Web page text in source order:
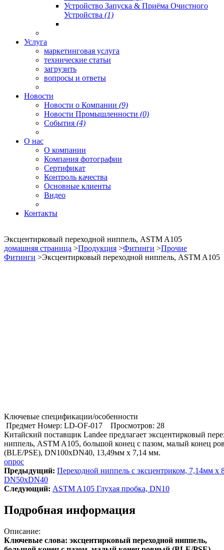
Устройство Запуска & Приёма Очистного
Устройства (1)
Услуга
маркетинговая услуга
технические статьи
загрузить
вопросы и ответы
Новости
Новости о Компании (9)
Новости Промышленности (0)
События (4)
О нас
О компании
Компания фотографии
Сертификат
Контроль качества
Основные клиенты
Видео
Контакты
Эксцентирковый переходной ниппель, ASTM A105
домашняя страница >Продукция >Фитинги >Прочие
Фитинги >Эксцентирковый переходной ниппель, ASTM A105
Ключевые спецификации/особенности
Предмет Номер: LD-OF-017
Просмотров: 28
Китайский поставщик Landee предлагает эксцентирковый
ниппель, ASTM A105, большой конец с пазом, малый конец
(BLE/PSE), DN100хDN40, 13,49мм х 7,14 мм.
опрос
Предыдущий: Переходной ниппель с эксцентриком, 7,14мм х
DN50хDN40
Cледующий: ASTM A105 Глухая пробка, DN10
Подробная информация
Описание:
Ключевые слова: эксцентирковый переходной ниппель,